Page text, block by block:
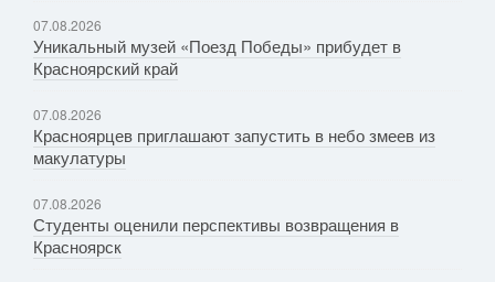
07.08.2026
Уникальный музей «Поезд Победы» прибудет в
Красноярский край
07.08.2026
Красноярцев приглашают запустить в небо змеев из
макулатуры
07.08.2026
Студенты оценили перспективы возвращения в
Красноярск